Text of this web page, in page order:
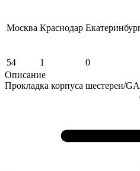
Москва Краснодар
54
1 0
Описание
Прокладка корпуса шестерен/